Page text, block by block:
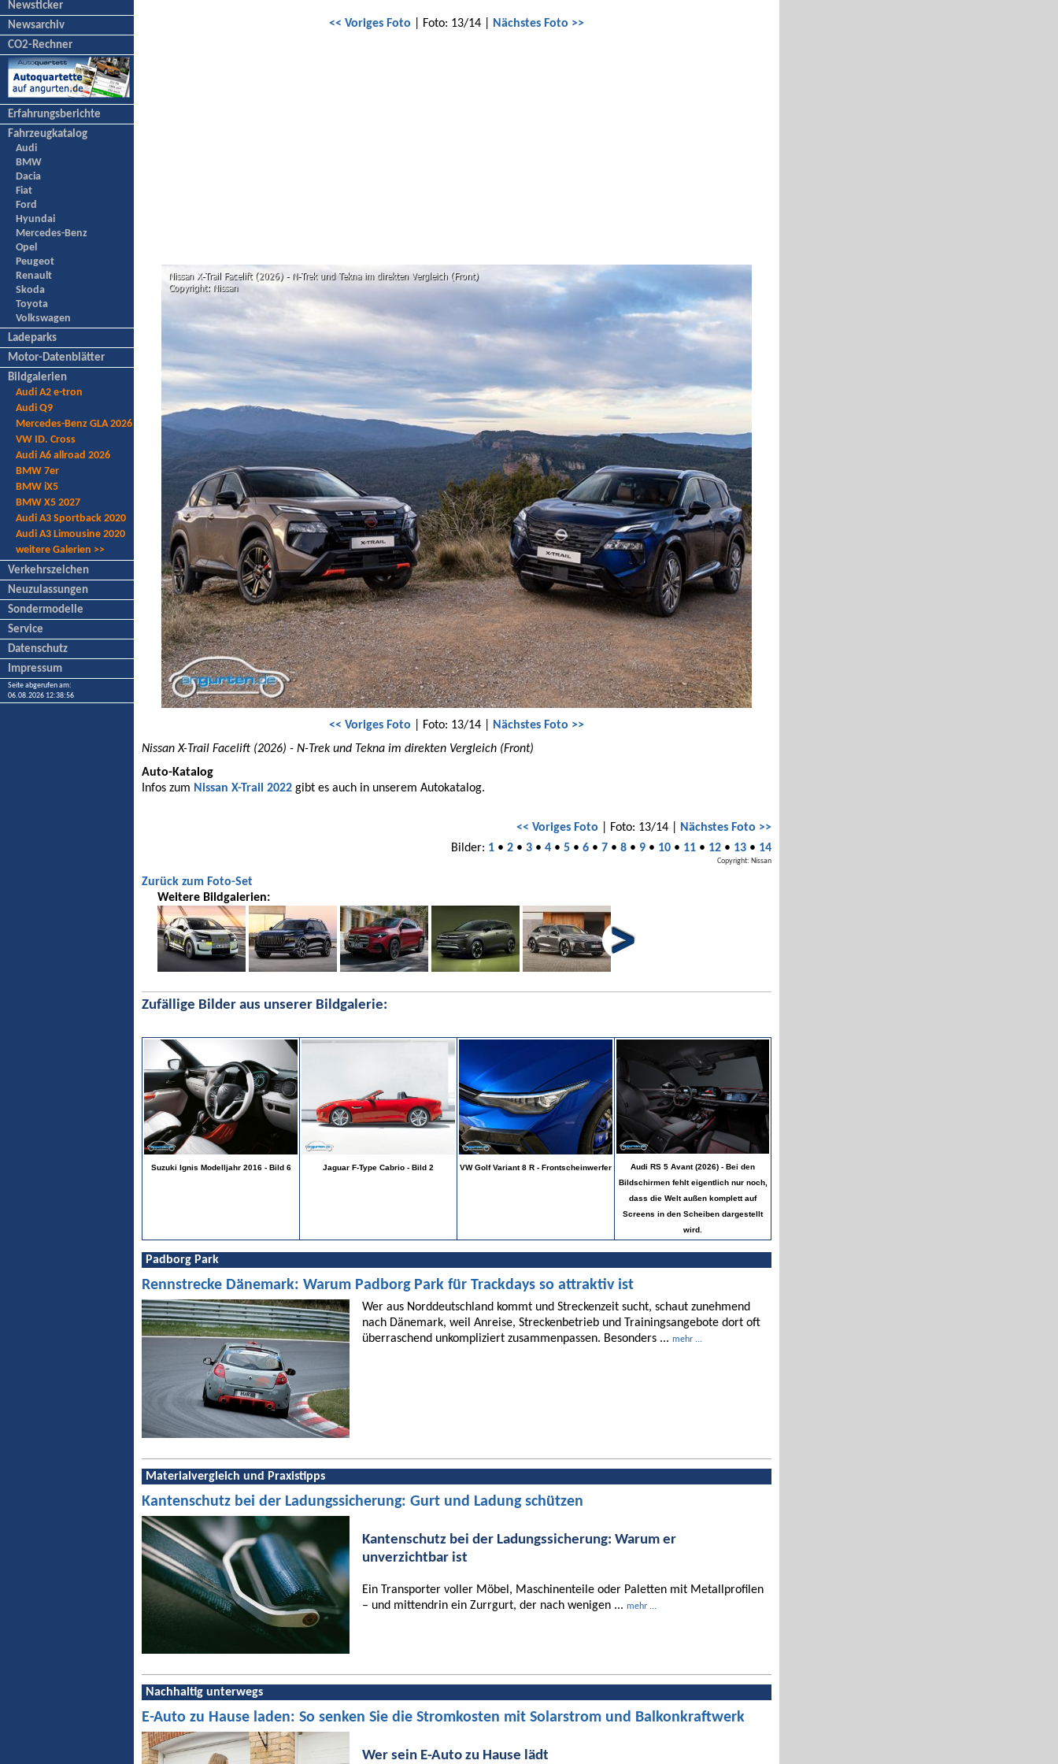
Newsticker
Newsarchiv
CO2-Rechner
Erfahrungsberichte
Fahrzeugkatalog
Audi
BMW
Dacia
Fiat
Ford
Hyundai
Mercedes-Benz
Opel
Peugeot
Renault
Skoda
Toyota
Volkswagen
Ladeparks
Motor-Datenblätter
Bildgalerien
Audi A2 e-tron
Audi Q9
Mercedes-Benz GLA 2026
VW ID. Cross
Audi A6 allroad 2026
BMW 7er
BMW iX5
BMW X5 2027
Audi A3 Sportback 2020
Audi A3 Limousine 2020
weitere Galerien >>
Verkehrszeichen
Neuzulassungen
Sondermodelle
Service
Datenschutz
Impressum
Seite abgerufen am:
06.08.2026 12:38:56
<< Voriges Foto | Foto: 13/14 | Nächstes Foto >>
<< Voriges Foto | Foto: 13/14 |
Nächstes Foto >>
Nissan X-Trail Facelift (2026) - N-Trek und Tekna im direkten Vergleich (Front)
Auto-Katalog
Infos zum Nissan X-Trail 2022 gibt es auch in unserem Autokatalog.
<< Voriges Foto | Foto: 13/14 |
Nächstes Foto >>
Bilder: 1 • 2 • 3 • 4 • 5 • 6 • 7 • 8 • 9 • 10 • 11 • 12 • 13 • 14
Copyright: Nissan
Zurück zum Foto-Set
Weitere Bildgalerien:
Zufällige Bilder aus unserer Bildgalerie:
Suzuki Ignis Modelljahr 2016 - Bild 6 Jaguar F-Type Cabrio - Bild 2 VW Golf Variant 8 R - Frontscheinwerfer
Audi RS 5 Avant (2026) - Bei den
Bildschirmen fehlt eigentlich nur noch,
dass die Welt außen komplett auf
Screens in den Scheiben dargestellt
wird.
Padborg Park
Rennstrecke Dänemark: Warum Padborg Park für Trackdays so attraktiv ist
Wer aus Norddeutschland kommt und Streckenzeit sucht, schaut zunehmend
nach Dänemark, weil Anreise, Streckenbetrieb und Trainingsangebote dort oft
überraschend unkompliziert zusammenpassen. Besonders ... mehr ...
Materialvergleich und Praxistipps
Kantenschutz bei der Ladungssicherung: Gurt und Ladung schützen
Kantenschutz bei der Ladungssicherung: Warum er
unverzichtbar ist
Ein Transporter voller Möbel, Maschinenteile oder Paletten mit Metallprofilen
– und mittendrin ein Zurrgurt, der nach wenigen ... mehr ...
Nachhaltig unterwegs
E-Auto zu Hause laden: So senken Sie die Stromkosten mit Solarstrom und Balkonkraftwerk
Wer sein E-Auto zu Hause lädt